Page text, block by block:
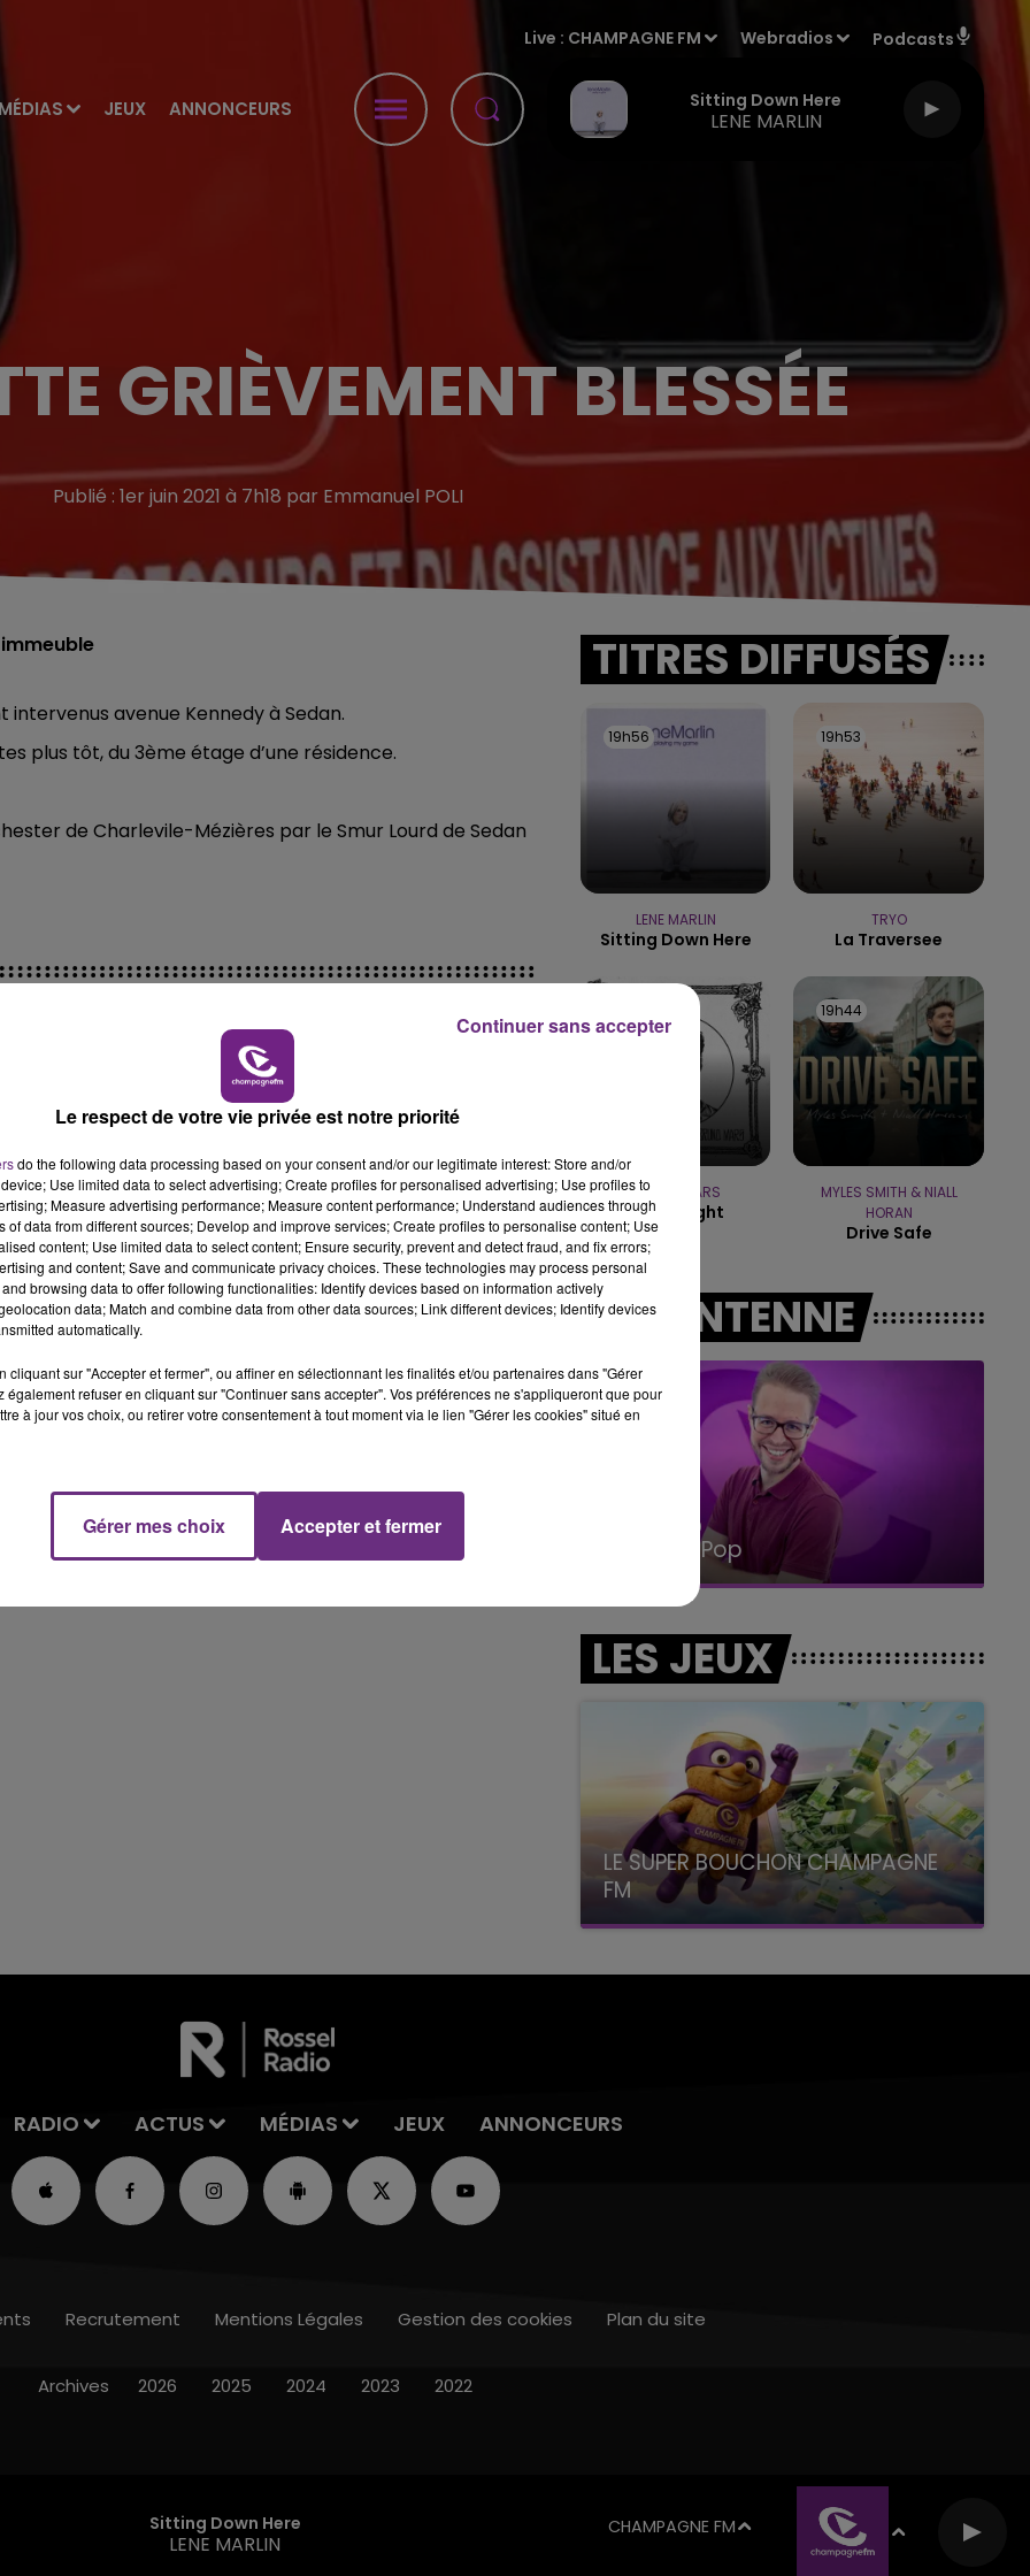
MÉDIAS JEUX ANNONCEURS
Live : CHAMPAGNE FM Webradios Podcasts
Sitting Down Here
LENE MARLIN
10h00 - 14h00
LE TICKET DE CAISSE
GRIÈVEMENT BLESSÉE
Publié : 1er juin 2021 à 7h18 par Emmanuel POLI
avenue Kennedy à Sedan.
plus tôt, du 3ème étage d’une résidence.
de Charlevile-Mézières par le Smur Lourd de Sedan
UN FEU DE REMORQUE BLOQUE LA
CIRCULATION DANS LES ARDENNES
Un feu de remorque s'est déclaré ce mercredi
en fin de matinée sur l'A34.
TITRES DIFFUSÉS
19h56
19h56
LENE MARLIN
Sitting Down Here
19h53
19h53
TRYO
La Traversee
BRUNO MARS
I Just Might
19h44
19h44
MYLES SMITH & NIALL
HORAN
Drive Safe
A L'ANTENNE
10h00 - 14h00
LE TICKET DE CAISSE
14h00 - 15h00
La Radio Pop
LES JEUX
LE SUPER BOUCHON CHAMPAGNE
FM
avec La Famille Champagne FM, à 8H10
RADIO ACTUS MÉDIAS JEUX ANNONCEURS
Sitting Down Here
LENE MARLIN
CHAMPAGNE FM
Recrutement Mentions Légales Gestion des cookies Plan du site
Archives 2026 2025 2024 2023 2022
Le respect de votre vie privée est notre priorité
do the following data processing based on your consent and/or our legitimate interest: Store and/or
Use limited data to select advertising; Create profiles for personalised advertising; Use profiles to
Measure advertising performance; Measure content performance; Understand audiences through
of data from different sources; Develop and improve services; Create profiles to personalise content; Use
content; Use limited data to select content; Ensure security, prevent and detect fraud, and fix errors;
and content; Save and communicate privacy choices. These technologies may process personal
browsing data to offer following functionalities: Identify devices based on information actively
data; Match and combine data from other data sources; Link different devices; Identify devices
automatically.
cliquant sur "Accepter et fermer", ou affiner en sélectionnant les finalités et/ou partenaires dans "Gérer
également refuser en cliquant sur "Continuer sans accepter". Vos préférences ne s'appliqueront que pour
à jour vos choix, ou retirer votre consentement à tout moment via le lien "Gérer les cookies" situé en
Gérer mes choix Accepter et fermer
Continuer sans accepter